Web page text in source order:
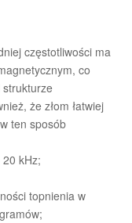
częstotliwości ma
co
że złom łatwiej
ten sposób
kHz;
topnienia w